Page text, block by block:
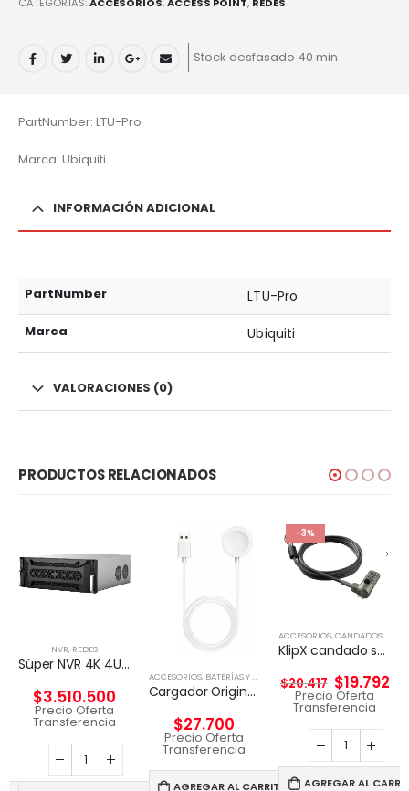
Stock desfasado 40 min
PartNumber: LTU-Pro
Marca: Ubiquiti
INFORMACIÓN ADICIONAL
PartNumber LTU-Pro
Marca Ubiquiti
VALORACIONES (0)
PRODUCTOS RELACIONADOS
NVR, REDES
Súper NVR 4K 4U de 256 canales
$3.510.500
Precio Oferta
Transferencia
ACCESORIOS, BATERÍAS Y CARGADORES
Cargador Original Magnético Apple Watch Genuino 1 Metro
$27.700
Precio Oferta
Transferencia
AGREGAR AL CARRITO
-3%
ACCESORIOS,CANDADOS DE SEGURIDAD
KlipX candado seguridad con clave slot tipo WEDGE 2mts largo
$20.417 $19.792
Precio Oferta
Transferencia
AGREGAR AL